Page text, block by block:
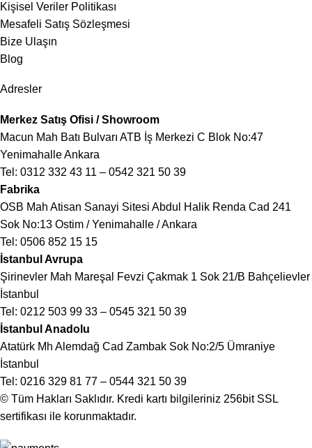
Kişisel Veriler Politikası
Mesafeli Satış Sözleşmesi
Bize Ulaşın
Blog
Adresler
Merkez Satış Ofisi / Showroom
Macun Mah Batı Bulvarı ATB İş Merkezi C Blok No:47
Yenimahalle Ankara
Tel: 0312 332 43 11 – 0542 321 50 39
Fabrika
OSB Mah Atisan Sanayi Sitesi Abdul Halik Renda Cad 241
Sok No:13 Ostim / Yenimahalle / Ankara
Tel: 0506 852 15 15
İstanbul Avrupa
Şirinevler Mah Mareşal Fevzi Çakmak 1 Sok 21/B Bahçelievler
İstanbul
Tel: 0212 503 99 33 – 0545 321 50 39
İstanbul Anadolu
Atatürk Mh Alemdağ Cad Zambak Sok No:2/5 Ümraniye
İstanbul
Tel: 0216 329 81 77 – 0544 321 50 39
© Tüm Hakları Saklıdır. Kredi kartı bilgileriniz 256bit SSL
sertifikası ile korunmaktadır.